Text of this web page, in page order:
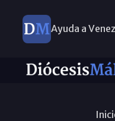
Ayuda a